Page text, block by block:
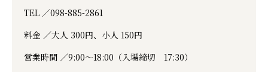
TEL ／098-885-2861
料金 ／大人 300円、小人 150円
営業時間 ／9:00～18:00（入場締切 17:30）